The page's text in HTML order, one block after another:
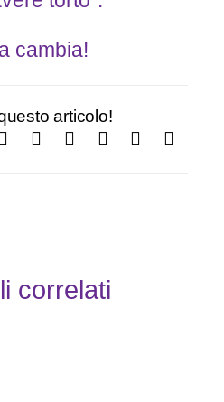
cambia!
articolo!
correlati